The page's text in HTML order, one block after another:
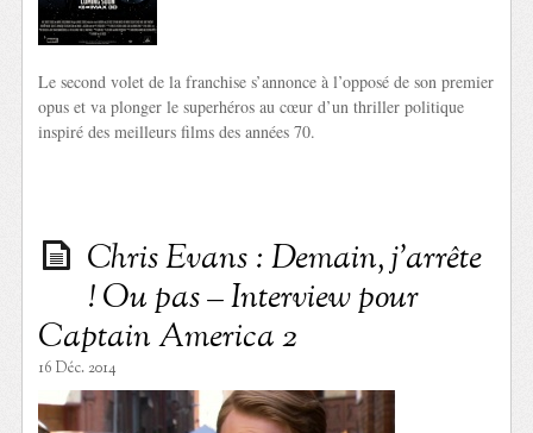
Le second volet de la franchise s’annonce à l’opposé de son premier
opus et va plonger le superhéros au cœur d’un thriller politique
inspiré des meilleurs films des années 70.
Chris Evans : Demain, j’arrête
! Ou pas – Interview pour
Captain America 2
16 Déc. 2014